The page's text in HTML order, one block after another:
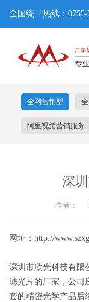
全国统一热线：0755-
全网营销型
阿里视觉营销服务
深
作者：
网址：http://
深圳市欣光科技有限
滤光片的厂家，公司
套的精密光学产品后